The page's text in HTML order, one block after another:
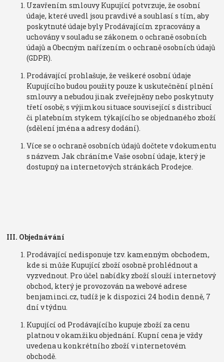
Uzavřením smlouvy Kupující potvrzuje, že osobní
údaje, které uvedl jsou pravdivé a souhlasí s tím, aby
poskytnuté údaje byly Prodávajícím zpracovány a
uchovány v souladu se zákonem o ochraně osobních
údajů a Obecným nařízením o ochraně osobních údajů
(GDPR).
Prodávající prohlašuje, že veškeré osobní údaje
Kupujícího budou použity pouze k uskutečnění plnění
smlouvy a nebudou jinak zveřejněny nebo poskytnuty
třetí osobě; s výjimkou situace související s distribucí
či platebním stykem týkajícího se objednaného zboží
(sdělení jména a adresy dodání).
Více se o ochraně osobních údajů dočtete v dokumentu
s názvem Jak chráníme Vaše osobní údaje, který je
dostupný na internetových stránkách Prodejce.
III. Objednávání
Prodávající nedisponuje tzv. kamenným obchodem,
kde si může Kupující zboží osobně prohlédnout a
vyzvednout. Pro účel nabídky zboží slouží internetový
obchod, který je provozován na webové adrese
benjaminci.cz, tudíž je k dispozici 24 hodin denně, 7
dní v týdnu.
Kupující od Prodávajícího kupuje zboží za cenu
platnou v okamžiku objednání. Kupní cena je vždy
uvedena u konkrétního zboží v internetovém
obchodě.